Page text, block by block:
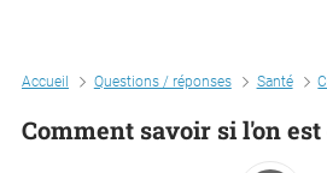
Accueil Questions / réponses Santé
Comment savoir si l'on